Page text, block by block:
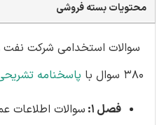
محتویات بسته فروشی
سوالات استخدامی شرکت
380 سوال با
پاسخنامه
فصل 1:
سوالات اطلاعات